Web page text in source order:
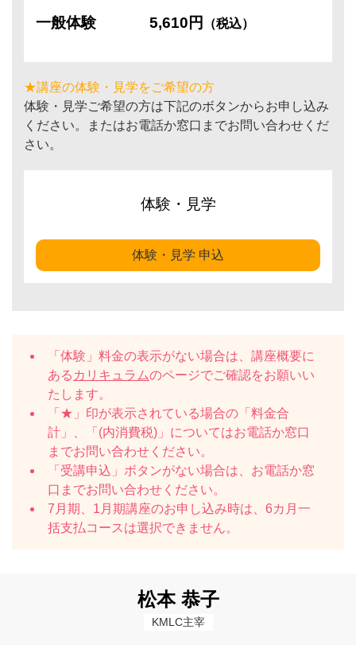
一般体験 5,610円 （税込）
★講座の体験・見学をご希望の方
体験・見学ご希望の方は下記のボタンからお申し込み
ください。またはお電話か窓口までお問い合わせくだ
さい。
体験・見学
体験・見学 申込
「体験」料金の表示がない場合は、講座概要に
ある カリキュラムのページでご確認をお願いい
たします。
「★」印が表示されている場合の「料金合
計」、「(内消費税)」についてはお電話か窓口
までお問い合わせください。
「受講申込」ボタンがない場合は、お電話か窓
口までお問い合わせください。
7月期、1月期講座のお申し込み時は、6カ月一
括支払コースは選択できません。
松本 恭子
KMLC主宰